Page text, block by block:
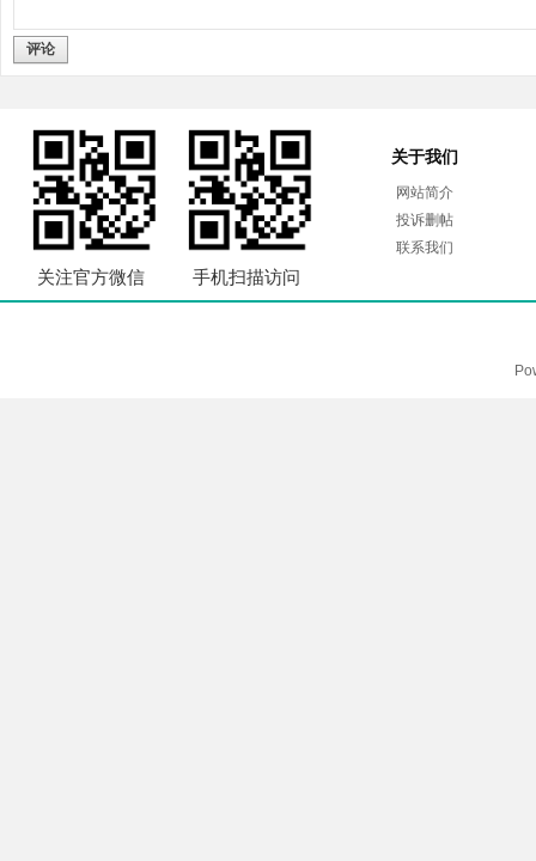
评论
关注官方微信 手机扫描访问
关于我们
网站简介
投诉删帖
联系我们